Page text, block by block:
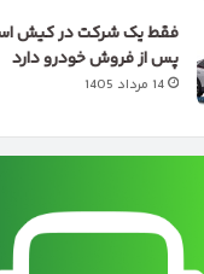
فقط یک شرکت در کیش
پس از فروش خودرو دارد
14 مرداد 1405